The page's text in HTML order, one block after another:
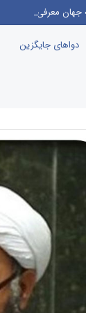
جهان معرفی می‌شود!
دواهای جایگزین